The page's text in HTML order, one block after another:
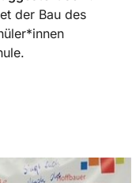
der Bau des